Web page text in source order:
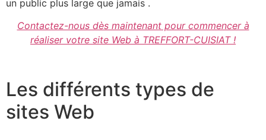
un public plus large que jamais .
Contactez-nous dès maintenant pour commencer à
réaliser votre site Web à TREFFORT-CUISIAT !
Les différents types de
sites Web